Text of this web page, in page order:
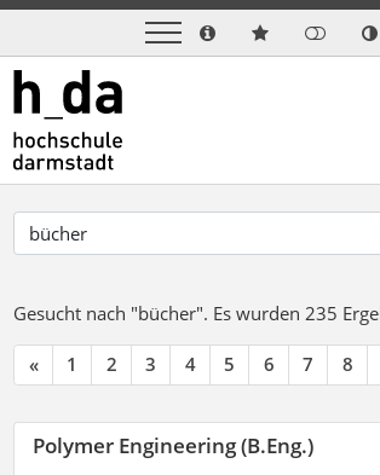
Gesucht nach "bücher". Es wurden 235
« 1 2 3 4 5 6 7 8
Polymer Engineering (B.Eng.)